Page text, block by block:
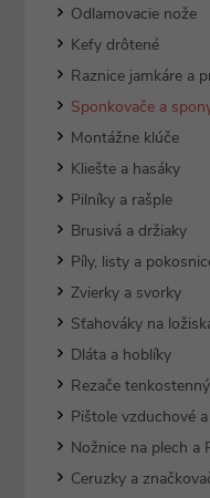
Odlamovacie nože
Kefy drôtené
Raznice jamkáre a
Sponkovače a
Montážne klúče
Kliešte a hasáky
Pilníky a rašple
Brusivá a držiaky
Píly, listy a
Zvierky a svorky
Sťahováky na
Dláta a hoblíky
Rezače
Pištole vzduchové
Nožnice na plech a
Ceruzky a